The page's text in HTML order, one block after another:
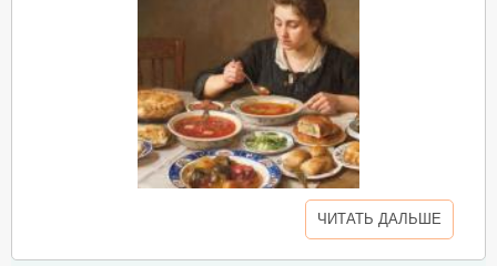
ЧИТАТЬ ДАЛЬШЕ